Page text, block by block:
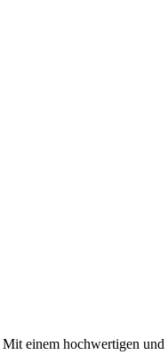
einem hochwertigen und